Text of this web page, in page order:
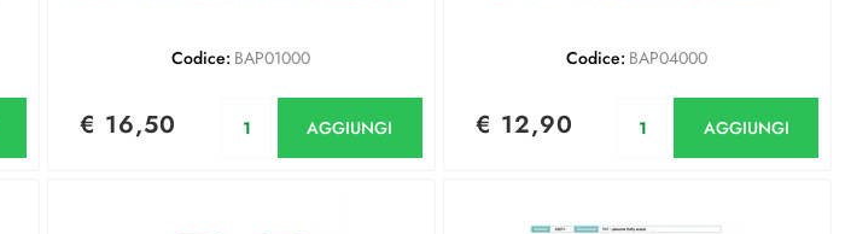
Codice: BAP01000
€ 16,50 AGGIUNGI
Codice: BAP04000
€ 12,90 AGGIUNGI